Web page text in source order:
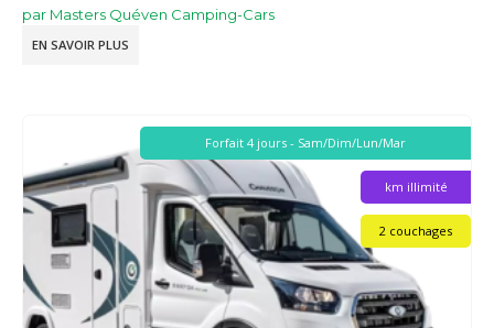
par Masters Quéven Camping-Cars
EN SAVOIR PLUS
2 couchages
Forfait 4 jours - Sam/Dim/Lun/Mar
km illimité